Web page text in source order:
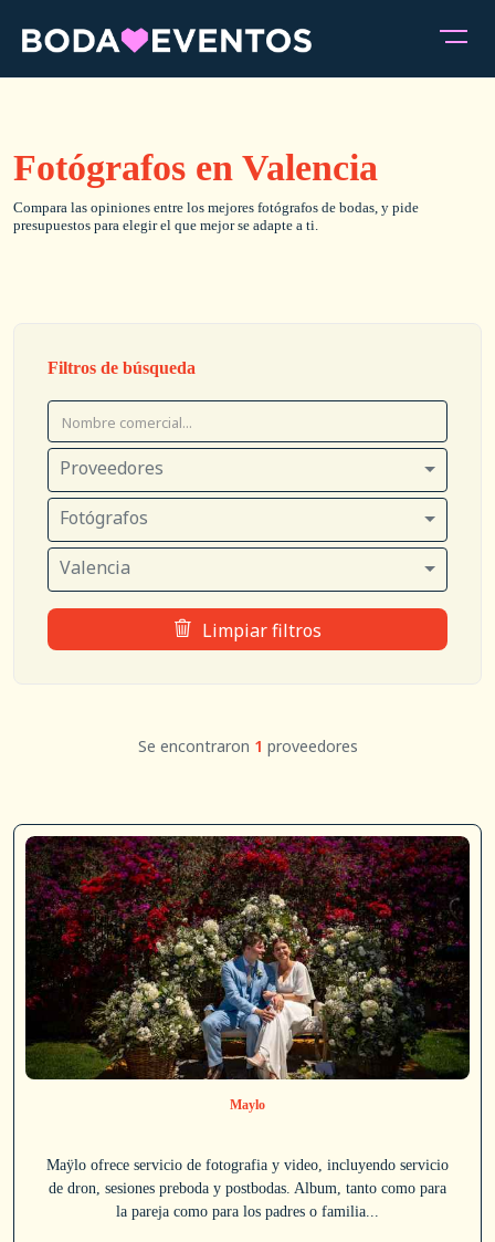
Fotógrafos en Valencia
Compara las opiniones entre los mejores fotógrafos de bodas, y pide
presupuestos para elegir el que mejor se adapte a ti.
Filtros de búsqueda
Proveedores
Fotógrafos
Valencia
Limpiar filtros
Se encontraron 1 proveedores
Maylo
Maÿlo ofrece servicio de fotografia y video, incluyendo servicio
de dron, sesiones preboda y postbodas. Album, tanto como para
la pareja como para los padres o familia...